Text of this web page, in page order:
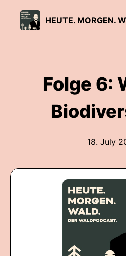
Folge 6:
18. July